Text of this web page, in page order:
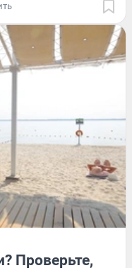
Проверьте,